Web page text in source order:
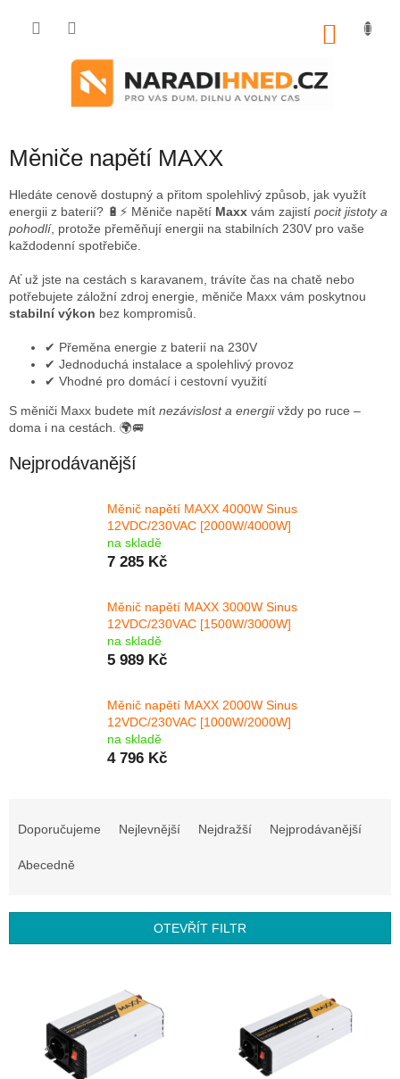
Měniče napětí MAXX
Hledáte cenově dostupný a přitom spolehlivý způsob, jak využít
energii z baterií? 🔋⚡ Měniče napětí Maxx vám zajistí pocit jistoty a
pohodlí, protože přeměňují energii na stabilních 230V pro vaše
každodenní spotřebiče.
Ať už jste na cestách s karavanem, trávíte čas na chatě nebo
potřebujete záložní zdroj energie, měniče Maxx vám poskytnou
stabilní výkon bez kompromisů.
✔ Přeměna energie z baterií na 230V
✔ Jednoduchá instalace a spolehlivý provoz
✔ Vhodné pro domácí i cestovní využití
S měniči Maxx budete mít nezávislost a energiivždy po ruce –
doma i na cestách. 🌍🚐
Nejprodávanější
Měnič napětí MAXX 4000W Sinus
12VDC/230VAC [2000W/4000W]
na skladě
7 285 Kč
Měnič napětí MAXX 3000W Sinus
12VDC/230VAC [1500W/3000W]
na skladě
5 989 Kč
Měnič napětí MAXX 2000W Sinus
12VDC/230VAC [1000W/2000W]
na skladě
4 796 Kč
r
Doporučujeme Nejlevnější Nejdražší Nejprodávanější
Abecedně
OTEVŘÍT FILTR